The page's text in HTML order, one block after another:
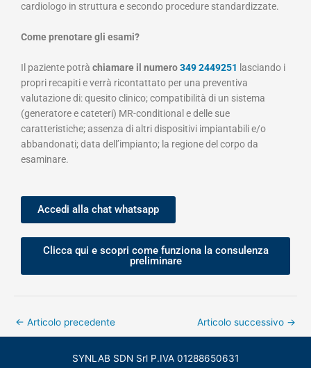
cardiologo in struttura e secondo procedure standardizzate.
Come prenotare gli esami?
Il paziente potrà chiamare il numero349 2449251 lasciando i
propri recapiti e verrà ricontattato per una preventiva
valutazione di: quesito clinico; compatibilità di un sistema
(generatore e cateteri) MR-conditional e delle sue
caratteristiche; assenza di altri dispositivi impiantabili e/o
abbandonati; data dell’impianto; la regione del corpo da
esaminare.
Accedi alla chat whatsapp
Clicca qui e scopri come funziona la consulenza
preliminare
← Articolo precedente Articolo successivo →
SYNLAB SDN Srl P.IVA 01288650631